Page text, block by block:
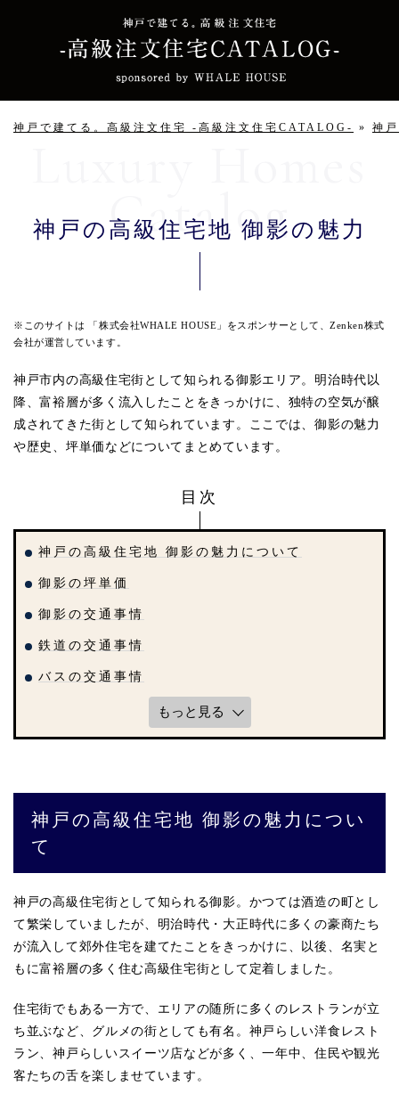
神戸で建てる。高級注文住宅 -高級注文住宅CATALOG- » 神
神戸の高級住宅地 御影の魅力
※このサイトは 「株式会社WHALE HOUSE」をスポンサーとして、Zenken株式
会社が運営しています。
神戸市内の高級住宅街として知られる御影エリア。明治時代以
降、富裕層が多く流入したことをきっかけに、独特の空気が醸
成されてきた街として知られています。ここでは、御影の魅力
や歴史、坪単価などについてまとめています。
目次
神戸の高級住宅地 御影の魅力について
御影の坪単価
御影の交通事情
鉄道の交通事情
バスの交通事情
もっと見る
神戸の高級住宅地 御影の魅力につい
て
神戸の高級住宅街として知られる御影。かつては酒造の町とし
て繁栄していましたが、明治時代・大正時代に多くの豪商たち
が流入して郊外住宅を建てたことをきっかけに、以後、名実と
もに富裕層の多く住む高級住宅街として定着しました。
住宅街でもある一方で、エリアの随所に多くのレストランが立
ち並ぶなど、グルメの街としても有名。神戸らしい洋食レスト
ラン、神戸らしいスイーツ店などが多く、一年中、住民や観光
客たちの舌を楽しませています。